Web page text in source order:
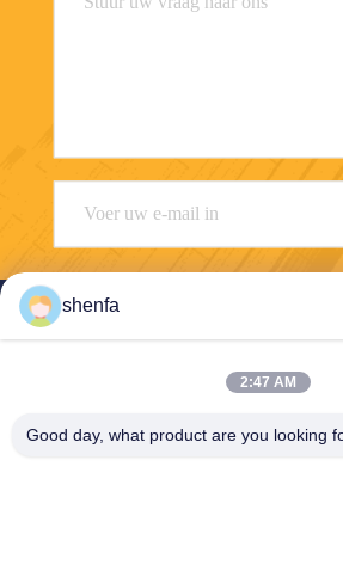
shenfa
2:47 AM
Good day, what product are you looking